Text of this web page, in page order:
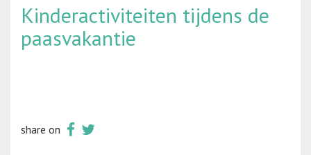
Kinderactiviteiten tijdens de
paasvakantie
share on